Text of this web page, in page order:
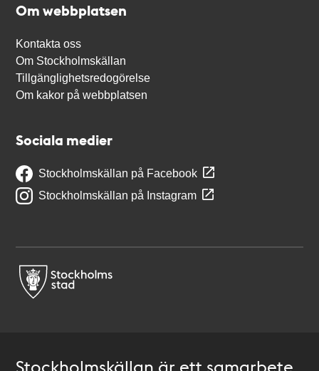
Om webbplatsen
Kontakta oss
Om Stockholmskällan
Tillgänglighetsredogörelse
Om kakor på webbplatsen
Sociala medier
Stockholmskällan på Facebook
Stockholmskällan på Instagram
Stockholmskällan är ett samarbete